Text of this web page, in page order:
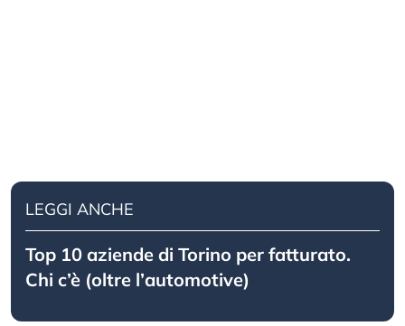
LEGGI ANCHE
Top 10 aziende di Torino per fatturato.
Chi c’è (oltre l’automotive)